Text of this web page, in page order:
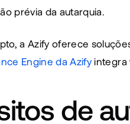
prévia da autarquia.
a Azify oferece
Engine da Azify integra
de